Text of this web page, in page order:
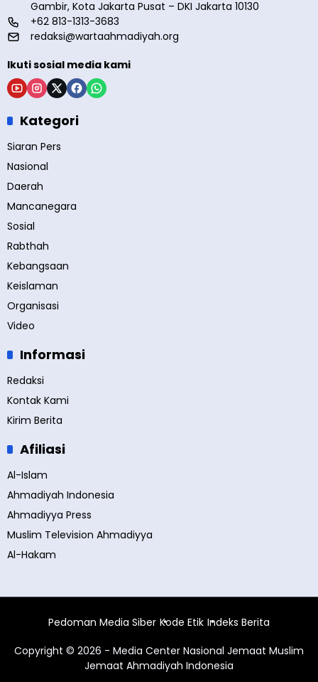
Gambir, Kota Jakarta Pusat – DKI Jakarta 10130
+62 813-1313-3683
redaksi@wartaahmadiyah.org
Ikuti sosial media kami
Kategori
Siaran Pers
Nasional
Daerah
Mancanegara
Sosial
Rabthah
Kebangsaan
Keislaman
Organisasi
Video
Informasi
Redaksi
Kontak Kami
Kirim Berita
Afiliasi
Al-Islam
Ahmadiyah Indonesia
Ahmadiyya Press
Muslim Television Ahmadiyya
Al-Hakam
Pedoman Media Siber Kode Etik Indeks Berita
Copyright © 2026 - Media Center Nasional Jemaat Muslim
Jemaat Ahmadiyah Indonesia